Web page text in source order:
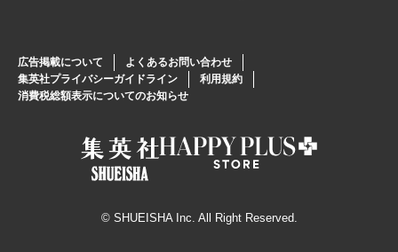
広告掲載について
よくあるお問い合わせ
集英社プライバシーガイドライン
利用規約
消費税総額表示についてのお知らせ
© SHUEISHA Inc. All Right Reserved.